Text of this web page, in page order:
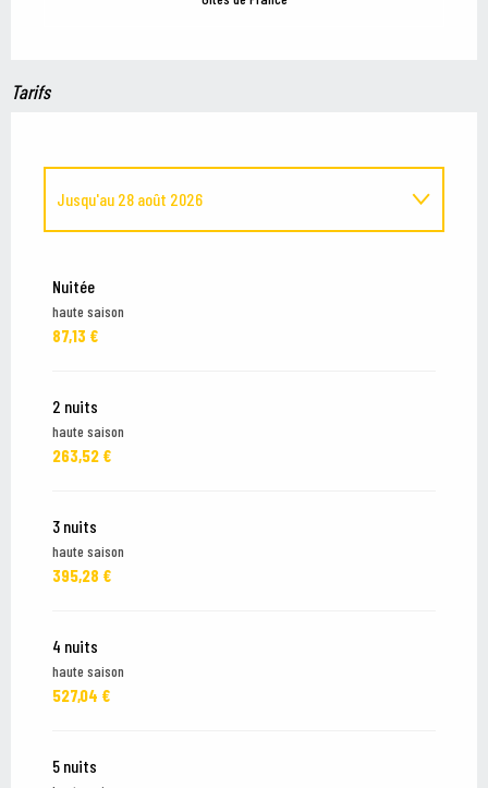
Tarifs
Du1 février 2026
Jusqu'au 28 août 2026
Nuitée
haute saison
87,13 €
2 nuits
haute saison
263,52 €
3 nuits
haute saison
395,28 €
4 nuits
haute saison
527,04 €
5 nuits